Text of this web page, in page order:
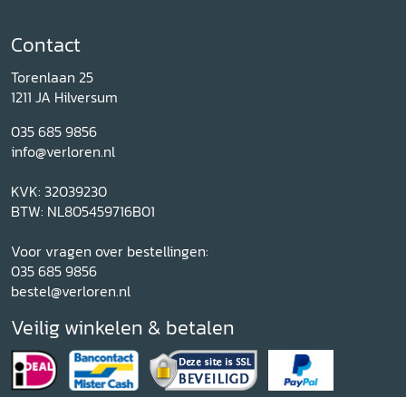
Contact
Torenlaan 25
1211 JA Hilversum
035 685 9856
info@verloren.nl
KVK: 32039230
BTW: NL805459716B01
Voor vragen over bestellingen:
035 685 9856
bestel@verloren.nl
Veilig winkelen & betalen